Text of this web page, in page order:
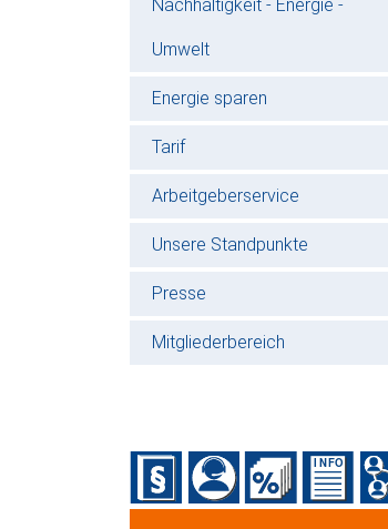
Nachhaltigkeit - Energie -
Umwelt
Energie sparen
Tarif
Arbeitgeberservice
Unsere Standpunkte
Presse
Mitgliederbereich